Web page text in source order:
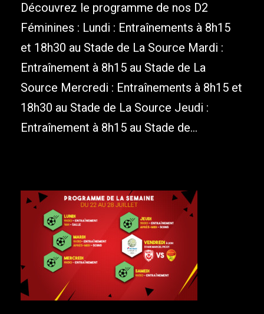
Découvrez le programme de nos D2
Féminines : Lundi : Entraînements à 8h15
et 18h30 au Stade de La Source Mardi :
Entraînement à 8h15 au Stade de La
Source Mercredi : Entraînements à 8h15 et
18h30 au Stade de La Source Jeudi :
Entraînement à 8h15 au Stade de...